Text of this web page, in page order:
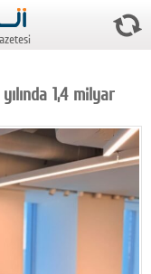
1,4 milyar